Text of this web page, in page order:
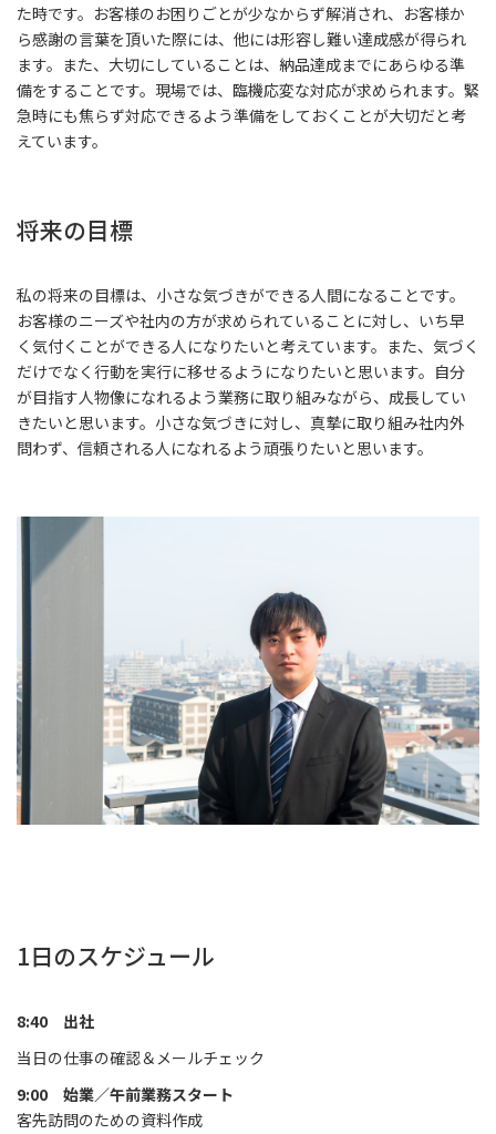
た時です。お客様のお困りごとが少なからず解消され、お客様か
ら感謝の言葉を頂いた際には、他には形容し難い達成感が得られ
ます。また、大切にしていることは、納品達成までにあらゆる準
備をすることです。現場では、臨機応変な対応が求められます。緊
急時にも焦らず対応できるよう準備をしておくことが大切だと考
えています。
将来の目標
私の将来の目標は、小さな気づきができる人間になることです。
お客様のニーズや社内の方が求められていることに対し、いち早
く気付くことができる人になりたいと考えています。また、気づく
だけでなく行動を実行に移せるようになりたいと思います。自分
が目指す人物像になれるよう業務に取り組みながら、成長してい
きたいと思います。小さな気づきに対し、真摯に取り組み社内外
問わず、信頼される人になれるよう頑張りたいと思います。
1日のスケジュール
8:40 出社
当日の仕事の確認＆メールチェック
9:00 始業／午前業務スタート
客先訪問のための資料作成